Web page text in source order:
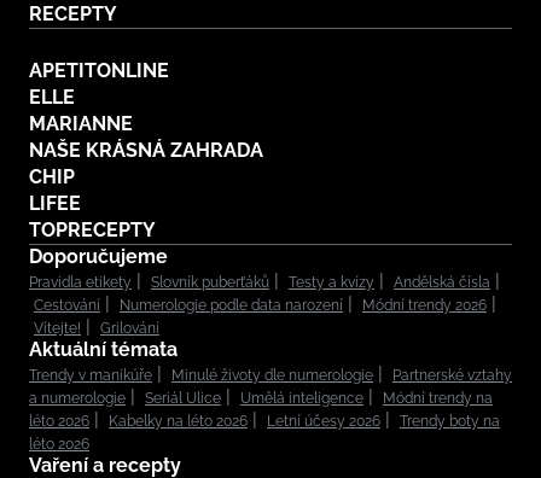
RECEPTY
APETITONLINE
ELLE
MARIANNE
NAŠE KRÁSNÁ ZAHRADA
CHIP
LIFEE
TOPRECEPTY
Doporučujeme
Pravidla etikety Slovník puberťáků Testy a kvízy
Andělská čísla
Cestování
Numerologie podle data narození
Módní trendy 2026
Vítejte!
Grilování
Aktuální témata
Trendy v manikúře Minulé životy dle numerologie
Partnerské vztahy
a numerologie
Seriál Ulice Umělá inteligence
Módní trendy na
léto 2026
Kabelky na léto 2026 Letní účesy 2026
Trendy boty na
léto 2026
Vaření a recepty